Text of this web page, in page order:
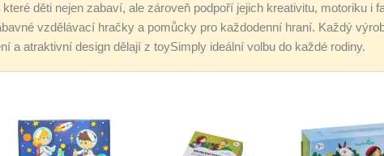
děti nejen zabaví, ale zároveň podpoří jejich kreativitu, motoriku i
vzdělávací hračky a pomůcky pro každodenní hraní. Každý
a atraktivní design dělají z toySimply ideální volbu do každé rodiny.